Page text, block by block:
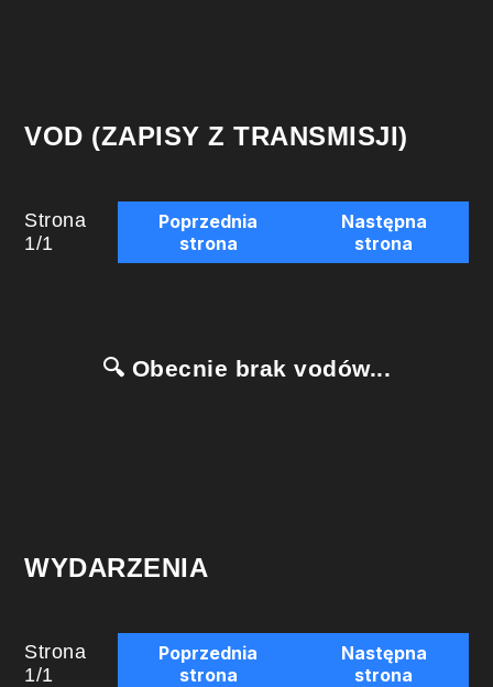
VOD (ZAPISY Z TRANSMISJI)
Strona
1/1
Poprzednia
strona
Następna
strona
🔍 Obecnie brak vodów...
WYDARZENIA
Strona
1/1
Poprzednia
strona
Następna
strona